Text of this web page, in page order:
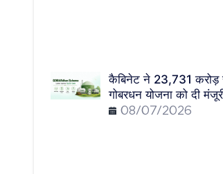
कैबिनेट ने 23,731 करोड़
गोबरधन योजना को दी
08/07/2026